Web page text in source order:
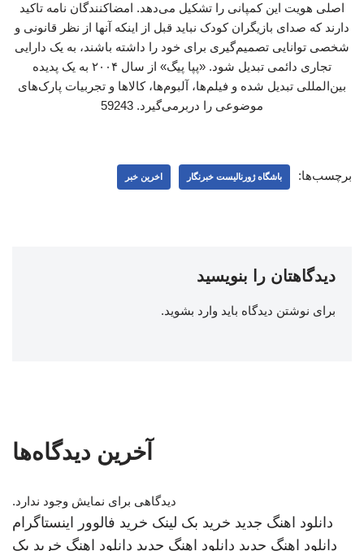
اصلی هویت این کمپانی را تشکیل می‌دهد. امضاکنندگان نامه تاکید
دارند که صدای بازیگران کودک نباید قبل از اینکه آنها از نظر قانونی و
شخصی توانایی تصمیم‌گیری برای خود را داشته باشند، به یک دارایی
تجاری دائمی تبدیل شود. «پپا پیگ» از سال ۲۰۰۴ به یک پدیده
بین‌المللی تبدیل شده و فیلم‌ها، آلبوم‌ها، کالاها و تجربیات پارک‌های
موضوعی را دربرمی‌گیرد. 59243
برچسب‌ها: باشگاه ژورنالیست خبرنگار اخرین خبر
دیدگاهتان را بنویسید
برای نوشتن دیدگاه باید وارد بشوید.
آخرین دیدگاه‌ها
دیدگاهی برای نمایش وجود ندارد.
دانلود اهنگ جدید خرید بک لینک خرید فالوور اینستاگرام
دانلود اهنگ جدید دانلود اهنگ جدید دانلود اهنگ خرید بک